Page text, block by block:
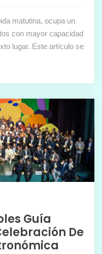
matutina, ocupa un
con mayor capacidad
lugar. Este artículo se
Guía
De